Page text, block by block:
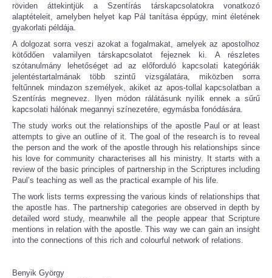
röviden áttekintjük a Szentírás társkapcsolatokra vonatkozó
alaptételeit, amelyben helyet kap Pál tanítása éppúgy, mint életének
gyakorlati példája.
A dolgozat sorra veszi azokat a fogalmakat, amelyek az apostolhoz
kötődően valamilyen társkapcsolatot fejeznek ki. A részletes
szótanulmány lehetőséget ad az előforduló kapcsolati kategóriák
jelentéstartalmának több szintű vizsgálatára, miközben sorra
feltűnnek mindazon személyek, akiket az apos-tollal kapcsolatban a
Szentírás megnevez. Ilyen módon rálátásunk nyílik ennek a sűrű
kapcsolati hálónak megannyi színezetére, egymásba fonódására.
The study works out the relationships of the apostle Paul or at least
attempts to give an outline of it. The goal of the research is to reveal
the person and the work of the apostle through his relationships since
his love for community characterises all his ministry. It starts with a
review of the basic principles of partnership in the Scriptures including
Paul’s teaching as well as the practical example of his life.
The work lists terms expressing the various kinds of relationships that
the apostle has. The partnership categories are observed in depth by
detailed word study, meanwhile all the people appear that Scripture
mentions in relation with the apostle. This way we can gain an insight
into the connections of this rich and colourful network of relations.
Benyik György